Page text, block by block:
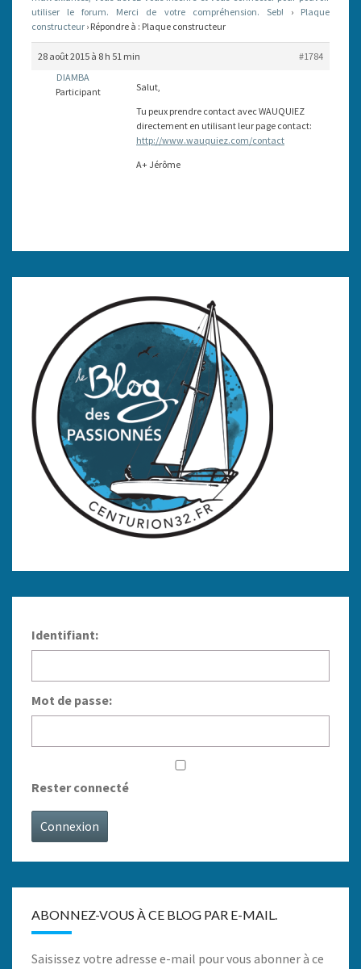
utiliser le forum. Merci de votre compréhension. Seb!
›
Plaque
constructeur › Répondre à : Plaque constructeur
28 août 2015 à 8 h 51 min
#1784
DIAMBA
Participant
Salut,
Tu peux prendre contact avec WAUQUIEZ
directement en utilisant leur page contact:
http://www.wauquiez.com/contact
A+ Jérôme
Identifiant:
Mot de passe:
Rester connecté
Connexion
ABONNEZ-VOUS À CE BLOG PAR E-MAIL.
Saisissez votre adresse e-mail pour vous abonner à ce